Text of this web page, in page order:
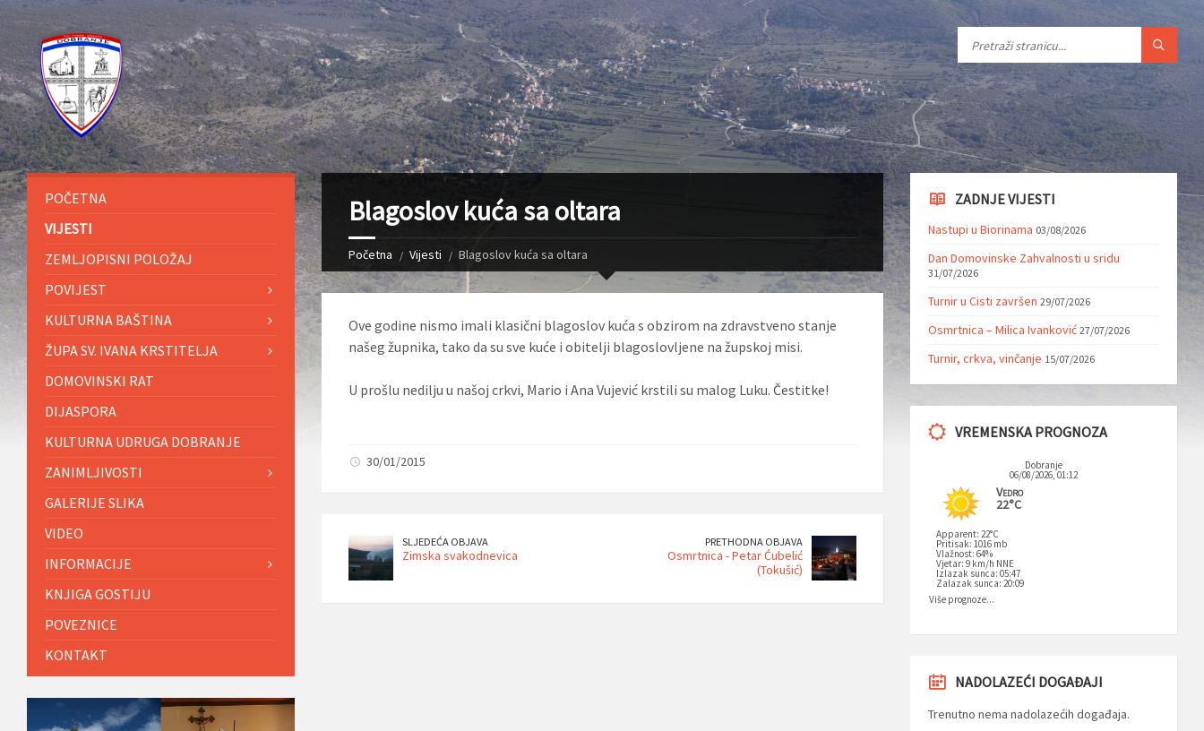
Blagoslov kuća sa oltara
Početna Vijesti Blagoslov kuća sa oltara
Ove godine nismo imali klasični blagoslov kuća s obzirom na zdravstveno stanje
našeg župnika, tako da su sve kuće i obitelji blagoslovljene na župskoj misi.
U prošlu nedilju u našoj crkvi, Mario i Ana Vujević krstili su malog Luku. Čestitke!
30/01/2015
SLJEDEĆA OBJAVA
Zimska svakodnevica
PRETHODNA OBJAVA
Osmrtnica - Petar Ćubelić
(Tokušić)
POČETNA
VIJESTI
ZEMLJOPISNI POLOŽAJ
POVIJEST
KULTURNA BAŠTINA
ŽUPA SV. IVANA KRSTITELJA
DOMOVINSKI RAT
DIJASPORA
KULTURNA UDRUGA DOBRANJE
ZANIMLJIVOSTI
GALERIJE SLIKA
VIDEO
INFORMACIJE
KNJIGA GOSTIJU
POVEZNICE
KONTAKT
ZADNJE VIJESTI
Nastupi u Biorinama 03/08/2026
Dan Domovinske Zahvalnosti u sridu
31/07/2026
Turnir u Cisti završen 29/07/2026
Osmrtnica – Milica Ivanković 27/07/2026
Turnir, crkva, vinčanje 15/07/2026
VREMENSKA PROGNOZA
Dobranje
06/08/2026, 01:12
Vedro
22°C
Apparent: 22°C
Pritisak: 1016 mb
Vlažnost: 64%
Vjetar: 9 km/h NNE
Izlazak sunca: 05:47
Zalazak sunca: 20:09
Više prognoze...
NADOLAZEĆI DOGAĐAJI
Trenutno nema nadolazećih događaja.